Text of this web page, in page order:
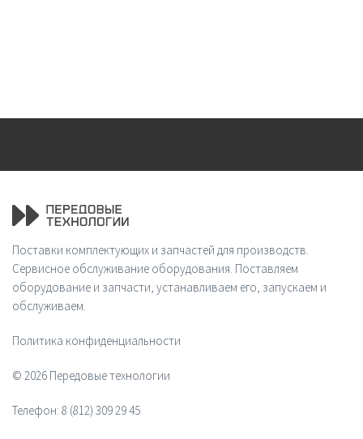
Поставки комплектующих и запчастей для производств.
Сервисное обслуживание оборудования. Поставляем
оборудование и запчасти, устанавливаем его, запускаем и
обслуживаем.
Политика конфиденциальности
© 2026 Передовые технологии
Телефон: 8 (812) 309 29 45